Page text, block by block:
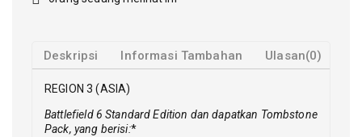
Deskripsi Informasi Tambahan Ulasan(0)
REGION 3 (ASIA)
Battlefield 6 Standard Edition dan dapatkan Tombstone
Pack, yang berisi:*